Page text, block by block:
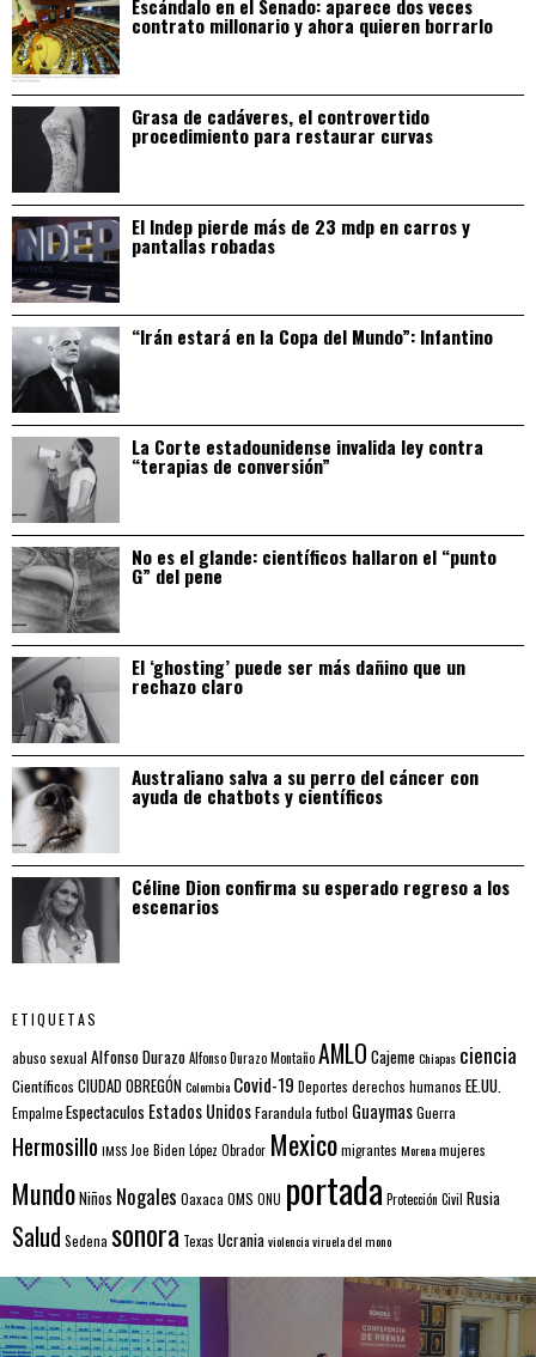
Escándalo en el Senado: aparece dos veces
contrato millonario y ahora quieren borrarlo
Grasa de cadáveres, el controvertido
procedimiento para restaurar curvas
El Indep pierde más de 23 mdp en carros y
pantallas robadas
“Irán estará en la Copa del Mundo”: Infantino
La Corte estadounidense invalida ley contra
“terapias de conversión”
No es el glande: científicos hallaron el “punto
G” del pene
El ‘ghosting’ puede ser más dañino que un
rechazo claro
Australiano salva a su perro del cáncer con
ayuda de chatbots y científicos
Céline Dion confirma su esperado regreso a los
escenarios
ETIQUETAS
abuso sexual Alfonso DurazoAlfonso Durazo MontañoAMLO CajemeChiapas ciencia
Científicos CIUDAD OBREGÓNColombia Covid-19 Deportes derechos humanos EE.UU.
EmpalmeEspectaculos Estados UnidosFarandula futbol GuaymasGuerra
Hermosillo IMSS Joe Biden López Obrador Mexicomigrantes Morenamujeres
MundoNiños Nogales Oaxaca OMS ONU portada Protección Civil Rusia
Salud Sedena sonora Texas Ucraniaviolenciaviruela del mono